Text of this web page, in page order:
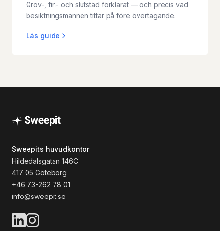
Grov-, fin- och slutstäd förklarat — och precis vad
besiktningsmannen tittar på före övertagande.
Läs guide
Sweepits huvudkontor
Hildedalsgatan 146C
417 05 Göteborg
+46 73-262 78 01
info@sweepit.se